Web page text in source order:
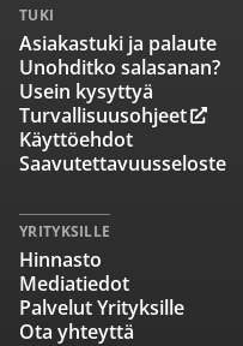
TUKI
Asiakastuki ja palaute
Unohditko salasanan?
Usein kysyttyä
Turvallisuusohjeet
Käyttöehdot
Saavutettavuusseloste
YRITYKSILLE
Hinnasto
Mediatiedot
Palvelut Yrityksille
Ota yhteyttä